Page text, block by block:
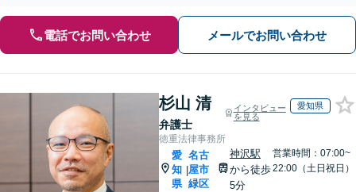
電話でお問い合わせ メールでお問い合わせ
杉山 清
弁護士
インタビュー
を見る
愛知県
徳重法律事務所
愛
知
県
|
名古
屋市
緑区
神沢駅
から徒歩
5分
営業時間：07:00~
22:00（土日祝日）